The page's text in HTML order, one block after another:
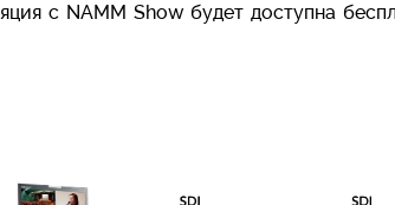
с NAMM Show будет доступна